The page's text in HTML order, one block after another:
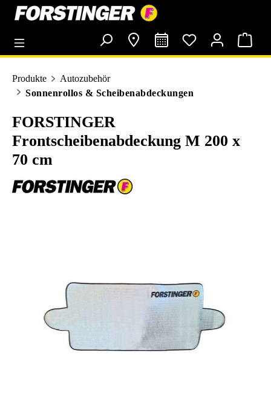
springen
Produkte
Autozubehör
Sonnenrollos & Scheibenabdeckungen
FORSTINGER
Frontscheibenabdeckung M 200 x
70 cm